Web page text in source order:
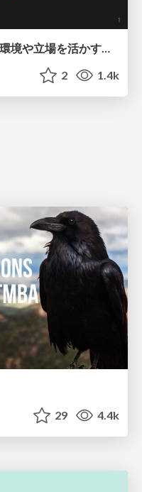
成功を追わない起業と経営 〜環境や立場を活かす戦略（Homing 2026）
2 1.4k
29 4.4k